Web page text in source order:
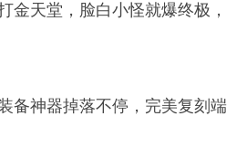
金天堂，脸白小怪就爆终极，
备神器掉落不停，完美复刻端